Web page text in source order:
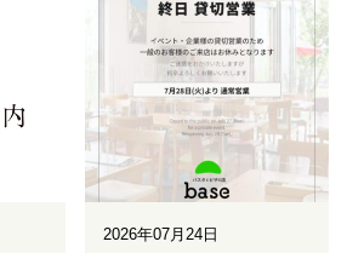
2026年07月24日